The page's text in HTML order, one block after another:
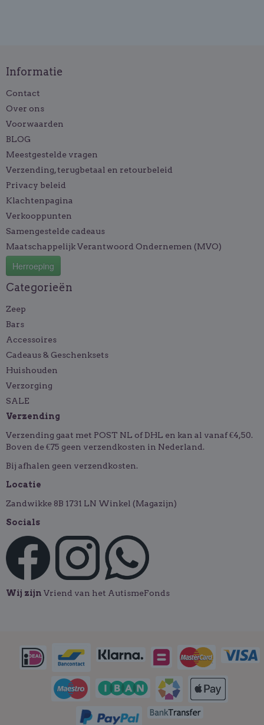
Informatie
Contact
Over ons
Voorwaarden
BLOG
Meestgestelde vragen
Verzending, terugbetaal en retourbeleid
Privacy beleid
Klachtenpagina
Verkooppunten
Samengestelde cadeaus
Maatschappelijk Verantwoord Ondernemen (MVO)
Herroeping
Categorieën
Zeep
Bars
Accessoires
Cadeaus & Geschenksets
Huishouden
Verzorging
SALE
Verzending
Verzending gaat met POST NL of DHL en kan al vanaf €4,50.
Boven de €75 geen verzendkosten in Nederland.
Bij afhalen geen verzendkosten.
Locatie
Zandwikke 8B 1731 LN Winkel (Magazijn)
Socials
Wij zijn Vriend van het AutismeFonds